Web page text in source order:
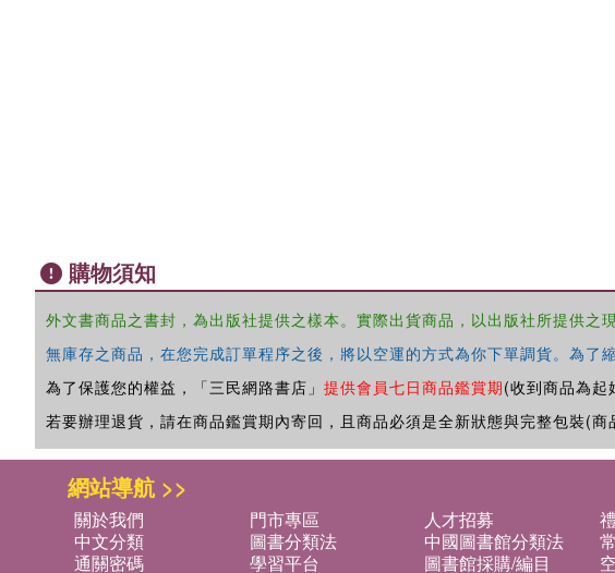
購物須知
外文書商品之書封，為出版社提供之樣本。實際出貨商品，以出版社所提供之
無庫存之商品，在您完成訂單程序之後，將以空運的方式為你下單調貨。為
為了保護您的權益，「三民網路書店」 提供會員七日商品鑑賞期(收到商品為起
若要辦理退貨，請在商品鑑賞期內寄回，且商品必須是全新狀態與完整包裝(商
網站導航 >>
關於我們 門市專區 人才招募
中文分類
圖書分類法 中國圖書館分類法
通關密碼
學習平台 圖書館採購/編目